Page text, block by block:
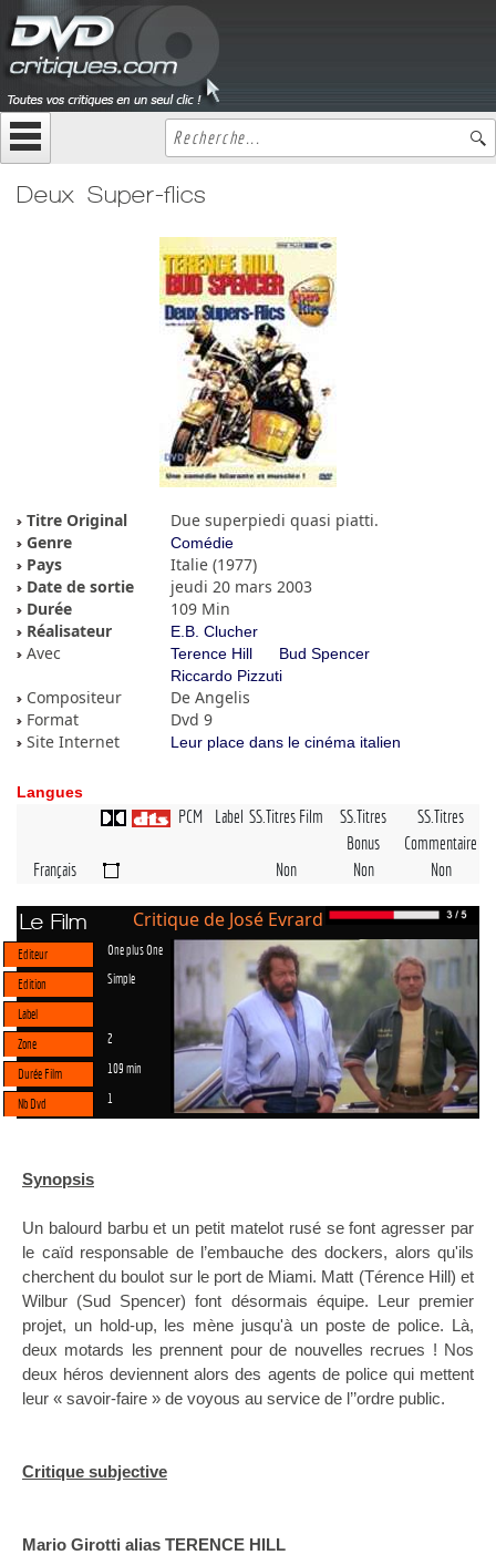
Deux Super-flics
Titre Original
Due superpiedi quasi piatti.
Genre
Comédie
Pays
Italie (1977)
Date de sortie
jeudi 20 mars 2003
Durée
109 Min
Réalisateur
E.B. Clucher
Avec Terence Hill
Bud Spencer
Riccardo Pizzuti
Compositeur
De Angelis
Format
Dvd 9
Site Internet
Leur place dans le cinéma italien
Langues
PCM Label SS.Titres Film
SS.Titres
Bonus
SS.Titres
Commentaire
Français
Non Non Non
Le Film Critique de José Evrard
Editeur One plus One
Edition Simple
Label
Zone
2
Durée Film 109 min
Nb Dvd 1
Synopsis
Un balourd barbu et un petit matelot rusé se font agresser par
le caïd responsable de l’embauche des dockers, alors qu'ils
cherchent du boulot sur le port de Miami. Matt (Térence Hill) et
Wilbur (Sud Spencer) font désormais équipe. Leur premier
projet, un hold-up, les mène jusqu'à un poste de police. Là,
deux motards les prennent pour de nouvelles recrues ! Nos
deux héros deviennent alors des agents de police qui mettent
leur « savoir-faire » de voyous au service de l’’ordre public.
Critique subjective
Mario Girotti alias TERENCE HILL